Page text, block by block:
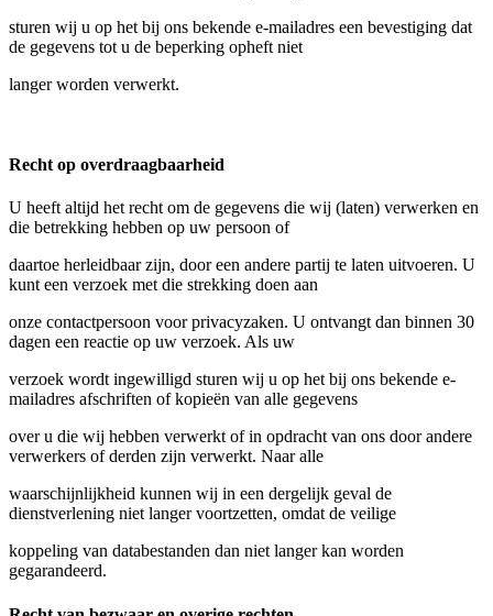
sturen wij u op het bij ons bekende e-mailadres een bevestiging dat
de gegevens tot u de beperking opheft niet
langer worden verwerkt.
Recht op overdraagbaarheid
U heeft altijd het recht om de gegevens die wij (laten) verwerken en
die betrekking hebben op uw persoon of
daartoe herleidbaar zijn, door een andere partij te laten uitvoeren. U
kunt een verzoek met die strekking doen aan
onze contactpersoon voor privacyzaken. U ontvangt dan binnen 30
dagen een reactie op uw verzoek. Als uw
verzoek wordt ingewilligd sturen wij u op het bij ons bekende e-
mailadres afschriften of kopieën van alle gegevens
over u die wij hebben verwerkt of in opdracht van ons door andere
verwerkers of derden zijn verwerkt. Naar alle
waarschijnlijkheid kunnen wij in een dergelijk geval de
dienstverlening niet langer voortzetten, omdat de veilige
koppeling van databestanden dan niet langer kan worden
gegarandeerd.